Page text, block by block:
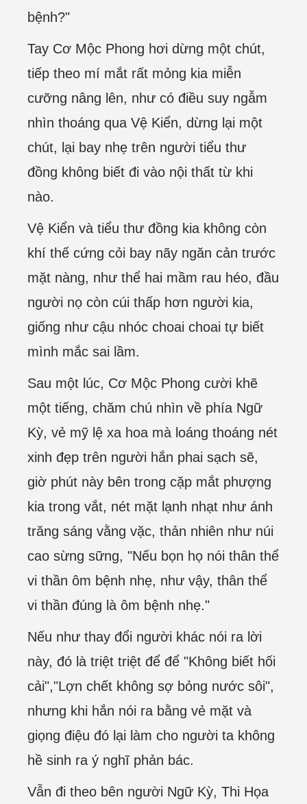
bệnh?"
Tay Cơ Mộc Phong hơi dừng một chút,
tiếp theo mí mắt rất mỏng kia miễn
cưỡng nâng lên, như có điều suy ngẫm
nhìn thoáng qua Vệ Kiển, dừng lại một
chút, lại bay nhẹ trên người tiểu thư
đồng không biết đi vào nội thất từ khi
nào.
Vệ Kiển và tiểu thư đồng kia không còn
khí thế cứng cỏi bay nãy ngăn cản trước
mặt nàng, như thể hai mầm rau héo, đầu
người nọ còn cúi thấp hơn người kia,
giống như cậu nhóc choai choai tự biết
mình mắc sai lầm.
Sau một lúc, Cơ Mộc Phong cười khẽ
một tiếng, chăm chú nhìn về phía Ngữ
Kỳ, vẻ mỹ lệ xa hoa mà loáng thoáng nét
xinh đẹp trên người hắn phai sạch sẽ,
giờ phút này bên trong cặp mắt phượng
kia trong vắt, nét mặt lạnh nhạt như ánh
trăng sáng vằng vặc, thản nhiên như núi
cao sừng sững, "Nếu bọn họ nói thân thể
vi thần ôm bệnh nhẹ, như vậy, thân thể
vi thần đúng là ôm bệnh nhẹ."
Nếu như thay đổi người khác nói ra lời
này, đó là triệt triệt để để "Không biết hối
cải","Lợn chết không sợ bỏng nước sôi",
nhưng khi hắn nói ra bằng vẻ mặt và
giọng điệu đó lại làm cho người ta không
hề sinh ra ý nghĩ phản bác.
Vẫn đi theo bên người Ngữ Kỳ, Thi Họa